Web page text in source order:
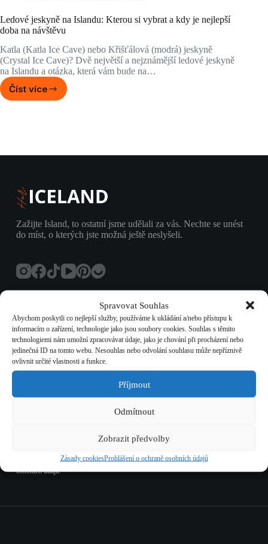
Spravovat Souhlas
Abychom poskytli co nejlepší služby, používáme k ukládání a/nebo přístupu k
informacím o zařízení, technologie jako jsou soubory cookies. Souhlas s těmito
technologiemi nám umožní zpracovávat údaje, jako je chování při procházení nebo
jedinečná ID na tomto webu. Nesouhlas nebo odvolání souhlasu může nepříznivě
ovlivnit určité vlastnosti a funkce.
Příjmout
Odmítnout
Zobrazit předvolby
Zásady cookiesProhlášení o ochraně osobních údajů
Ledové jeskyně na Islandu: Kterou si vybrat a kdy je nejlepší
doba na návštěvu
Katla (Katla Ice Cave) nebo Křišťálová (modrá) jeskyně
(Crystal Ice Cave)? Dvě největší a nejznámější ledové jeskyně
na Islandu a otázka, která vám bude na…
Číst víceLedové
je
nejlepší
doba
na
návštěvu
Zažijte Island, to ostatní jsme udělali za vás. Nechte se unést
do míst, o kterých jste možná ještě neslyšeli.
Novinky z Islandu
Přihlaste se k odběru novinek a buďte o krok napřed. Slevy,
tipy, aktuality.
Odebírat
Kdykoliv se můžete odhlásit. Další podrobnosti naleznete vProhlášení o ochraně
osobních údajů.